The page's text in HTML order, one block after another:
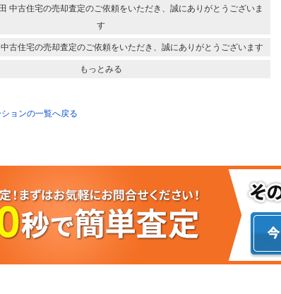
中古住宅の売却査定のご依頼をいただき、誠にありがとうございま
す
古住宅の売却査定のご依頼をいただき、誠にありがとうございます
もっとみる
ョンの一覧へ戻る